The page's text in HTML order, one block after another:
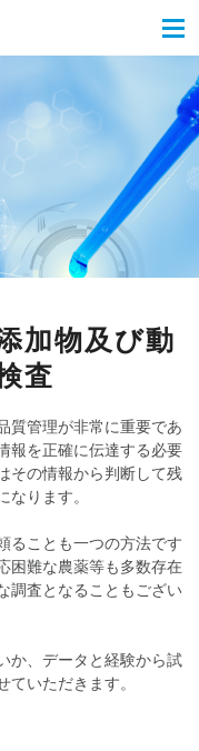
加物及び動
査
質管理が非常に重要であ
報を正確に伝達する必要
その情報から判断して残
なります。
ることも一つの方法です
困難な農薬等も多数存在
調査となることもござい
か、データと経験から試
いただきます。